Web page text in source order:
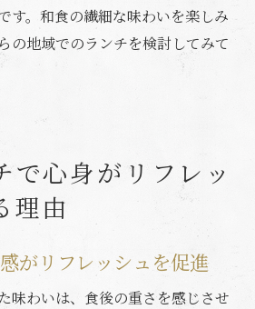
す。和食の繊細な味わいを楽しみ
の地域でのランチを検討してみて
で心身がリフレッ
理由
がリフレッシュを促進
味わいは、食後の重さを感じさせ